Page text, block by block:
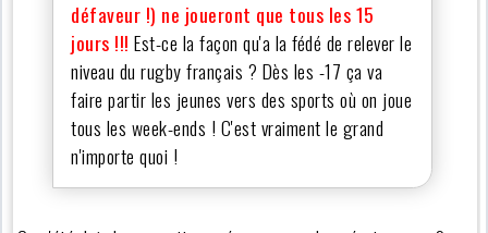
défaveur !) ne joueront que tous les 15
jours !!! Est-ce la façon qu'a la fédé de relever le
niveau du rugby français ? Dès les -17 ça va
faire partir les jeunes vers des sports où on joue
tous les week-ends ! C'est vraiment le grand
n'importe quoi !